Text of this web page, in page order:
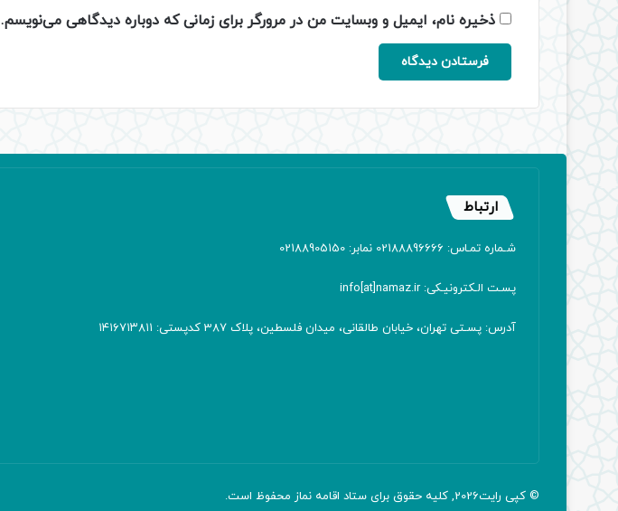
ذخیره نام، ایمیل و وبسایت من در مرورگر برای زمانی که دوباره دیدگاهی می‌نویسم.
ارتباط
شـماره تمـاس: 02188896666 نمابر: 02188905150
پسـت الـکترونیـکی: info[at]namaz.ir
آدرس: پسـتی تهران، خیابان طالقانی، میدان فلسطین، پلاک 387 کدپستی: ۱۴۱۶۷۱۳۸۱۱
© کپی رایت2026, کلیه حقوق برای ستاد اقامه نماز محفوظ است.